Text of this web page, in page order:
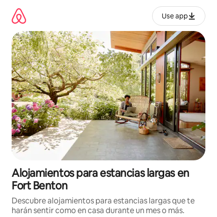
contenido
Use app
Alojamientos para estancias largas en
Fort Benton
Descubre alojamientos para estancias largas que te
harán sentir como en casa durante un mes o más.